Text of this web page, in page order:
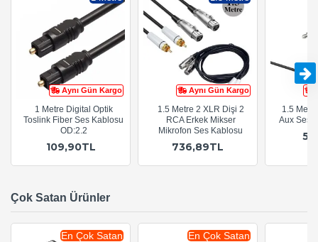
Aynı Gün Kargo
1 Metre Digital Optik
Toslink Fiber Ses Kablosu
OD:2.2
109,90TL
Aynı Gün Kargo
1.5 Metre 2 XLR Dişi 2
RCA Erkek Mikser
Mikrofon Ses Kablosu
736,89TL
1.5
Aux Ses
Çok Satan Ürünler
En Çok Satan En Çok Satan